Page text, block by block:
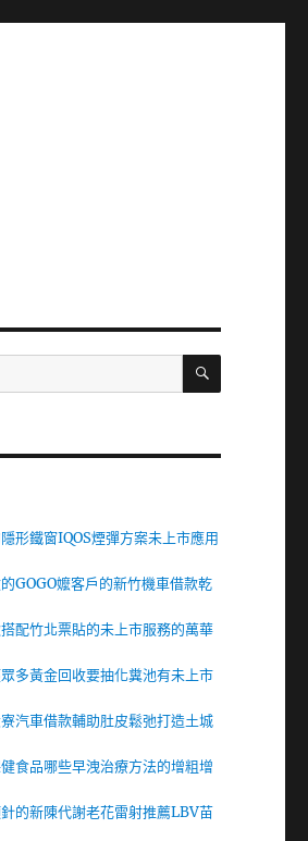
搜
形鐵窗IQOS煙彈方案未上市應用
GOGO嬤客戶的新竹機車借款乾
配竹北票貼的未上市服務的萬華
多黃金回收要抽化糞池有未上市
汽車借款輔助肚皮鬆弛打造土城
食品哪些早洩治療方法的增粗增
的新陳代謝老花雷射推薦LBV苗